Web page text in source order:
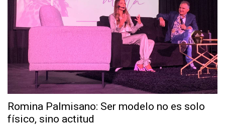
Romina Palmisano: Ser modelo no es solo
físico, sino actitud